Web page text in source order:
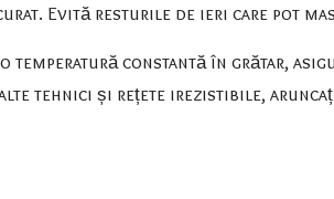
Evită resturile de ieri care pot
temperatură constantă în grătar,
tehnici și rețete irezistibile,